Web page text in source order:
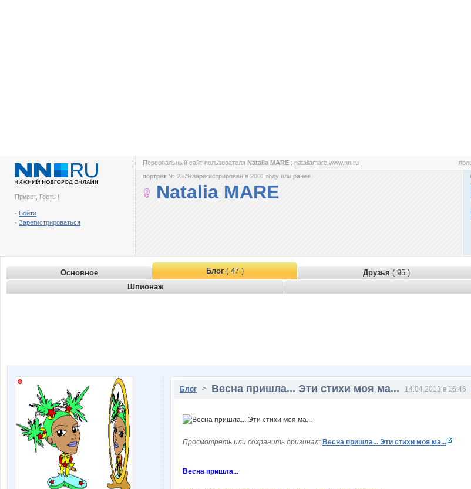
Привет, Гость !
- Войти
- Зарегистрироваться
Персональный сайт пользователя Natalia MARE : nataliamare.www.nn.ru
портрет № 2379 зарегистрирован в 2001 году или ранее
Natalia MARE
Основное Блог( 47 ) Друзья ( 95 )
Шпионаж
Блог > Весна пришла... Эти стихи моя ма... 14.04.2013 в 16:46
Просмотреть или сохранить оригинал: Весна пришла... Эти стихи моя ма...
Весна пришла...